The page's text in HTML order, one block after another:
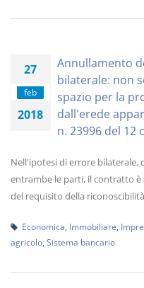
27
feb
2018
Annullamento
bilaterale: non
spazio per la
dall'erede
n. 23996 del 12
Nell'ipotesi di errore bilaterale,
entrambe le parti, il contratto è
del requisito della
Economica Immobiliare
agricolo Sistema bancario